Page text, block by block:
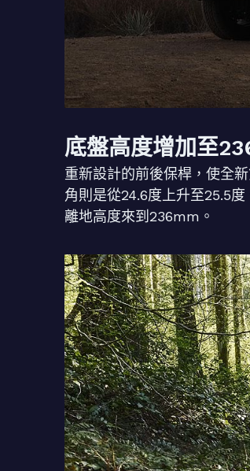
底盤高度增加至
重新設計的前後保桿，使全
角則是從24.6度上升至25.5
離地高度來到236mm。